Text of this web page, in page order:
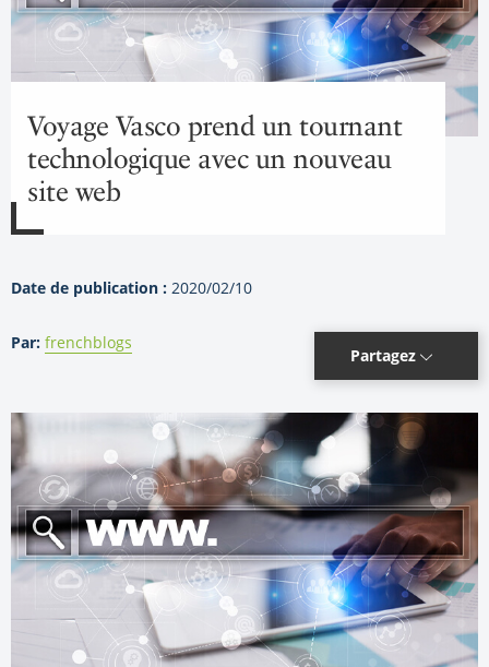
Voyage Vasco prend un tournant
technologique avec un nouveau
site web
Date de publication : 2020/02/10
Par: frenchblogs
Partagez